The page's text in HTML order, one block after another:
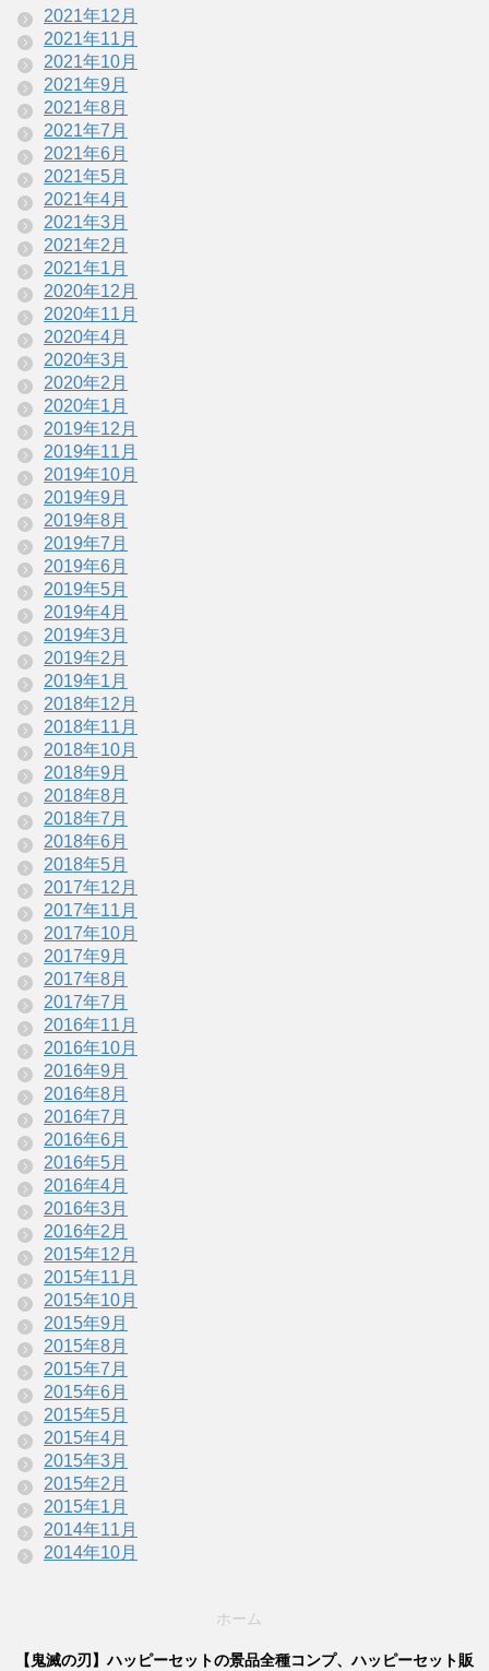
2021年12月
2021年11月
2021年10月
2021年9月
2021年8月
2021年7月
2021年6月
2021年5月
2021年4月
2021年3月
2021年2月
2021年1月
2020年12月
2020年11月
2020年4月
2020年3月
2020年2月
2020年1月
2019年12月
2019年11月
2019年10月
2019年9月
2019年8月
2019年7月
2019年6月
2019年5月
2019年4月
2019年3月
2019年2月
2019年1月
2018年12月
2018年11月
2018年10月
2018年9月
2018年8月
2018年7月
2018年6月
2018年5月
2017年12月
2017年11月
2017年10月
2017年9月
2017年8月
2017年7月
2016年11月
2016年10月
2016年9月
2016年8月
2016年7月
2016年6月
2016年5月
2016年4月
2016年3月
2016年2月
2015年12月
2015年11月
2015年10月
2015年9月
2015年8月
2015年7月
2015年6月
2015年5月
2015年4月
2015年3月
2015年2月
2015年1月
2014年11月
2014年10月
ホーム
【鬼滅の刃】ハッピーセットの景品全種コンプ、ハッピーセット販